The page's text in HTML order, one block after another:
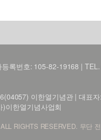
록번호: 105-82-19168 |
이한열기념관 | 대표
이한열기념사업회
RIGHTS RESERVED. 무단